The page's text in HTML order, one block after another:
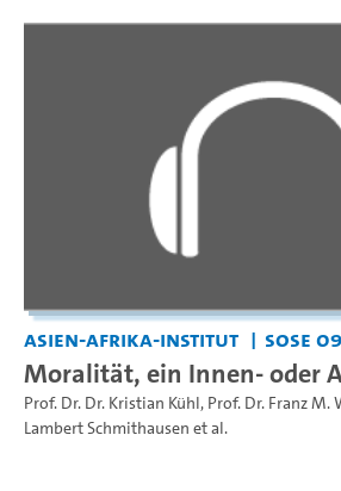
Asien-Afrika-Institut SoSe 09
Moralität, ein Innen- oder
Prof. Dr. Dr. Kristian Kühl, Prof. Dr. Franz M.
Lambert Schmithausen et al.